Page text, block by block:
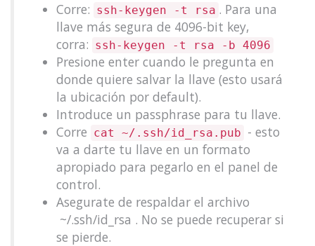
Corre: ssh-keygen -t rsa . Para una
llave más segura de 4096-bit key,
corra: ssh-keygen -t rsa -b 4096
Presione enter cuando le pregunta en
donde quiere salvar la llave (esto usará
la ubicación por default).
Introduce un passphrase para tu llave.
Corre cat ~/.ssh/id_rsa.pub - esto
va a darte tu llave en un formato
apropiado para pegarlo en el panel de
control.
Asegurate de respaldar el archivo
~/.ssh/id_rsa . No se puede recuperar si
se pierde.